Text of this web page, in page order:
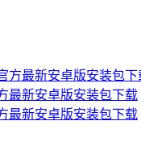
最新安卓版安装包下载
最新安卓版安装包下载